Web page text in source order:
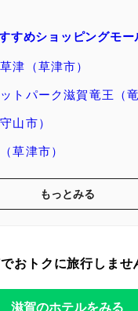
すめショッピング
津（草津市）
トパーク滋賀竜王（竜
山市）
草津市）
もっとみる
おトクに旅行しま
滋賀のホテルをみる